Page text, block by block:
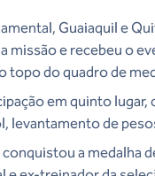
Guaiaquil e
missão e recebeu o
topo do quadro de
em quinto
levantamento de
a medalha